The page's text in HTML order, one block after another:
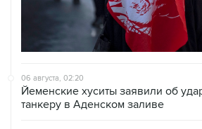
06 августа, 02:20
Йеменские хуситы заявили об
танкеру в Аденском заливе